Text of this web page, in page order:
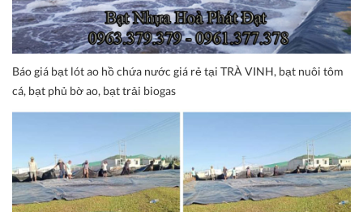
Báo giá bạt lót ao hồ chứa nước giá rẻ tại TRÀ VINH, bạt nuôi tôm
cá, bạt phủ bờ ao, bạt trải biogas